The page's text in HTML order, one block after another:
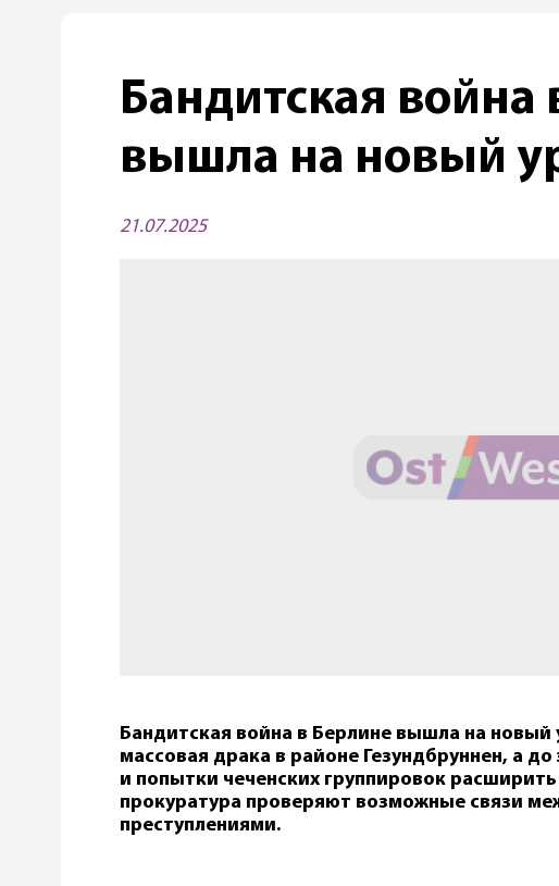
Бандитская война
вышла на новый
21.07.2025
Бандитская война в Берлине вышла на
массовая драка в районе Гезундбруннен, а
и попытки чеченских группировок
прокуратура проверяют возможные связи
преступлениями.